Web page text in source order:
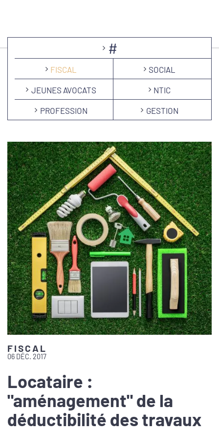
#
FISCAL SOCIAL
JEUNES AVOCATS NTIC
PROFESSION GESTION
FISCAL
06 DÉC. 2017
Locataire :
"aménagement" de la
déductibilité des travaux